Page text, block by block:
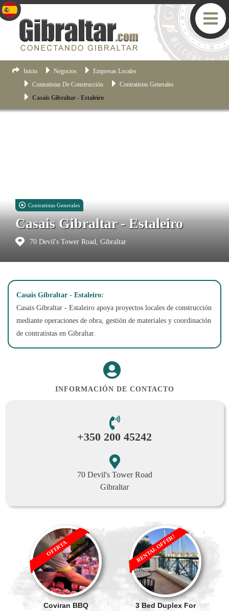
Inicio Negocios
Empresas Locales
Contratistas De Construcción
Contratistas Generales
Casais Gibraltar - Estaleiro
Contratistas Generales
Casais Gibraltar - Estaleiro
70 Devil's Tower Road, Gibraltar
Casais Gibraltar - Estaleiro:
Casais Gibraltar - Estaleiro apoya proyectos locales de construcción
mediante operaciones de obra, gestión de materiales y coordinación
de contratistas en Gibraltar.
INFORMACIÓN DE CONTACTO
+350 200 45242
70 Devil's Tower Road
Gibraltar
Coviran BBQ
OFERTA
3 Bed Duplex For
RENTAL OFFER!